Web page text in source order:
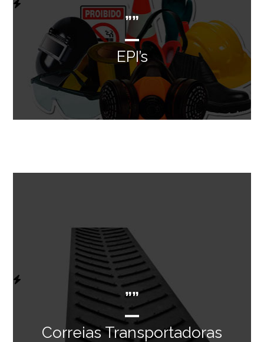
””
EPI’s
””
Correias Transportadoras